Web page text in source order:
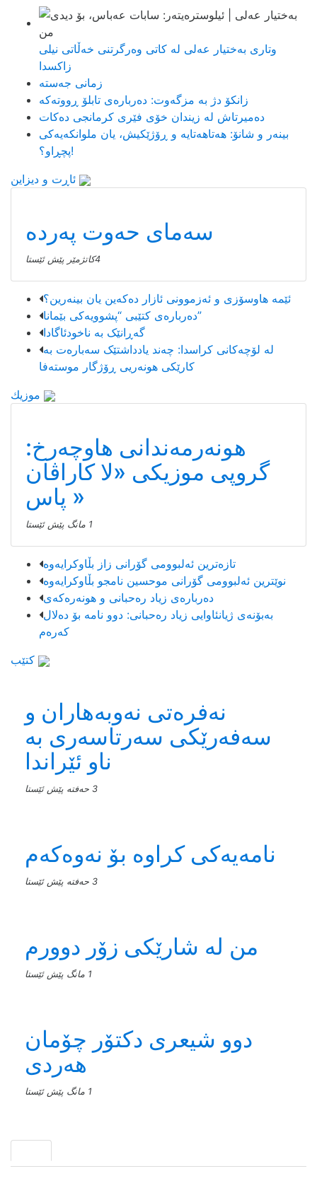
وتاری بەختیار عەلی لە کاتی وەرگرتنی خەڵاتی نیلی
زاکسدا
زمانی جەستە
زانکۆ دژ بە مزگەوت: دەربارەى تابلۆ ڕووتەکە
ده‌میرتاش له‌ زیندان خۆی فێری كرمانجی ده‌كات
بینەر و شانۆ: هەتاھەتایە و ڕۆژێکیش، یان ملوانکەیەکی
پچڕاو؟!
سەمای حەوت پەردە
4كاتژمێر پێش ئێستا
دەربارەی کتێبی “پشوویەکی بێمانا”
لە لۆچەکانی کراسدا: چەند یادداشتێک سەبارەت بە
هونەرمەندانی هاوچەرخ:
گروپی موزیكی «لا كاراڤان
پاس»
1 مانگ پێش ئێستا
بەبۆنەی ژیانئاوایی زیاد رەحبانی: دوو نامە بۆ دەلال
نەفرەتی نەوبەهاران و
سەفەرێکی سەرتاسەری بە
ناو ئێراندا
3 حەفتە پێش ئێستا
نامەیەکی کراوە بۆ نەوەکەم
3 حەفتە پێش ئێستا
من له‌ شارێکی زۆر دوورم
1 مانگ پێش ئێستا
دوو شیعری دکتۆر چۆمان
هەردی
1 مانگ پێش ئێستا